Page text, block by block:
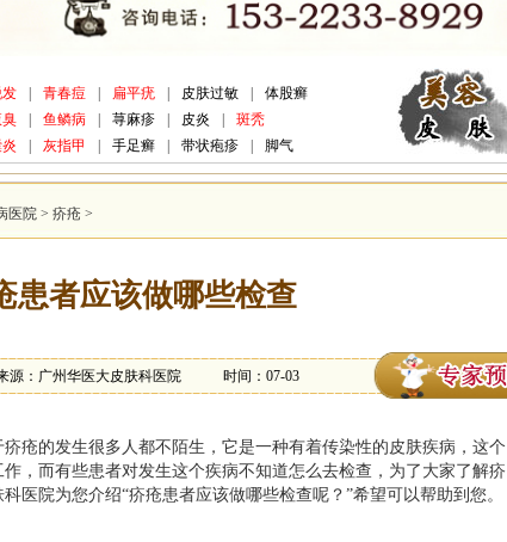
发 青春痘 扁平疣 皮肤过敏
体股癣
臭 鱼鳞病 荨麻疹 皮炎
斑秃
灰指甲 手足癣 带状疱疹 脚气
医院 > 疥疮 >
患者应该做哪些检查
源：广州华医大皮肤科医院 时间：07-03
疮的发生很多人都不陌生，它是一种有着传染性的皮肤疾病，这个
，而有些患者对发生这个疾病不知道怎么去检查，为了大家了解疥
医院为您介绍“疥疮患者应该做哪些检查呢？”希望可以帮助到您。